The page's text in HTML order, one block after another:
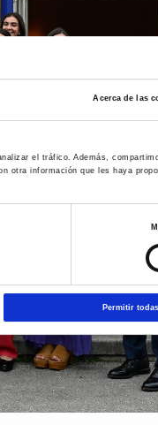
Acerca de las
el tráfico. Además,
otra información que les haya
Permitir todas